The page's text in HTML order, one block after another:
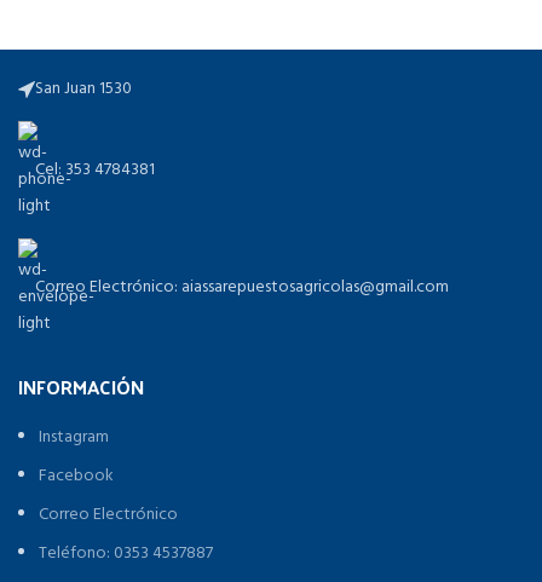
San Juan 1530
Cel: 353 4784381
Correo Electrónico: aiassarepuestosagricolas@gmail.com
INFORMACIÓN
Instagram
Facebook
Correo Electrónico
Teléfono: 0353 4537887